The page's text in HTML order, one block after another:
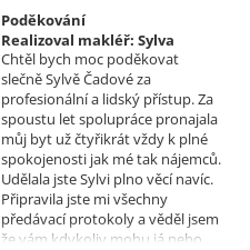
Krásné dny Vám a Vašim
zaměstnancům. Irena Höklová,
Brno
Poděkování
Realizoval makléř: Sylva
Čadová
Chtěl bych moc poděkovat
slečně Sylvě Čadové za
profesionální a lidský přístup. Za
spoustu let spolupráce pronajala
můj byt už čtyřikrát vždy k plné
spokojenosti jak mé tak nájemců.
Udělala jste Sylvi plno věcí navíc.
Připravila jste mi všechny
předávací protokoly a věděl jsem
že vám kdykoliv mohu já nebo